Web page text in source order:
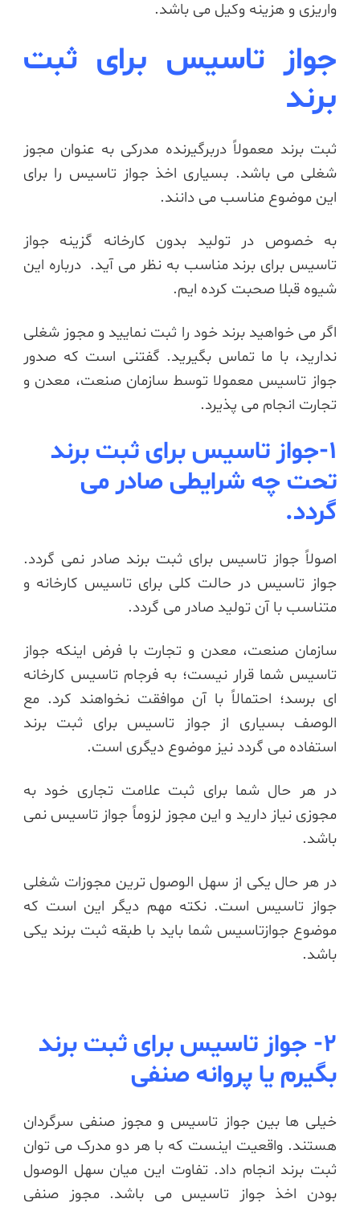
واریزی و هزینه وکیل می باشد.
جواز تاسیس برای ثبت
برند
ثبت برند معمولاً دربرگیرنده مدرکی به عنوان مجوز
شغلی می باشد. بسیاری اخذ جواز تاسیس را برای
این موضوع مناسب می دانند.
به خصوص در تولید بدون کارخانه گزینه جواز
تاسیس برای برند مناسب به نظر می آید. درباره این
شیوه قبلا صحبت کرده ایم.
اگر می خواهید برند خود را ثبت نمایید و مجوز شغلی
ندارید، با ما تماس بگیرید. گفتنی است که صدور
جواز تاسیس معمولا توسط سازمان صنعت، معدن و
تجارت انجام می پذیرد.
1-جواز تاسیس برای ثبت برند
تحت چه شرایطی صادر می
گردد.
اصولاً جواز تاسیس برای ثبت برند صادر نمی گردد.
جواز تاسیس در حالت کلی برای تاسیس کارخانه و
متناسب با آن تولید صادر می گردد.
سازمان صنعت، معدن و تجارت با فرض اینکه جواز
تاسیس شما قرار نیست؛ به فرجام تاسیس کارخانه
ای برسد؛ احتمالاً با آن موافقت نخواهند کرد. مع
الوصف بسیاری از جواز تاسیس برای ثبت برند
استفاده می گردد نیز موضوع دیگری است.
در هر حال شما برای ثبت علامت تجاری خود به
مجوزی نیاز دارید و این مجوز لزوماً جواز تاسیس نمی
باشد.
در هر حال یکی از سهل الوصول ترین مجوزات شغلی
جواز تاسیس است. نکته مهم دیگر این است که
موضوع جوازتاسیس شما باید با طبقه ثبت برند یکی
باشد.
2- جواز تاسیس برای ثبت برند
بگیرم یا پروانه صنفی
خیلی ها بین جواز تاسیس و مجوز صنفی سرگردان
هستند. واقعیت اینست که با هر دو مدرک می توان
ثبت برند انجام داد. تفاوت این میان سهل الوصول
بودن اخذ جواز تاسیس می باشد. مجوز صنفی